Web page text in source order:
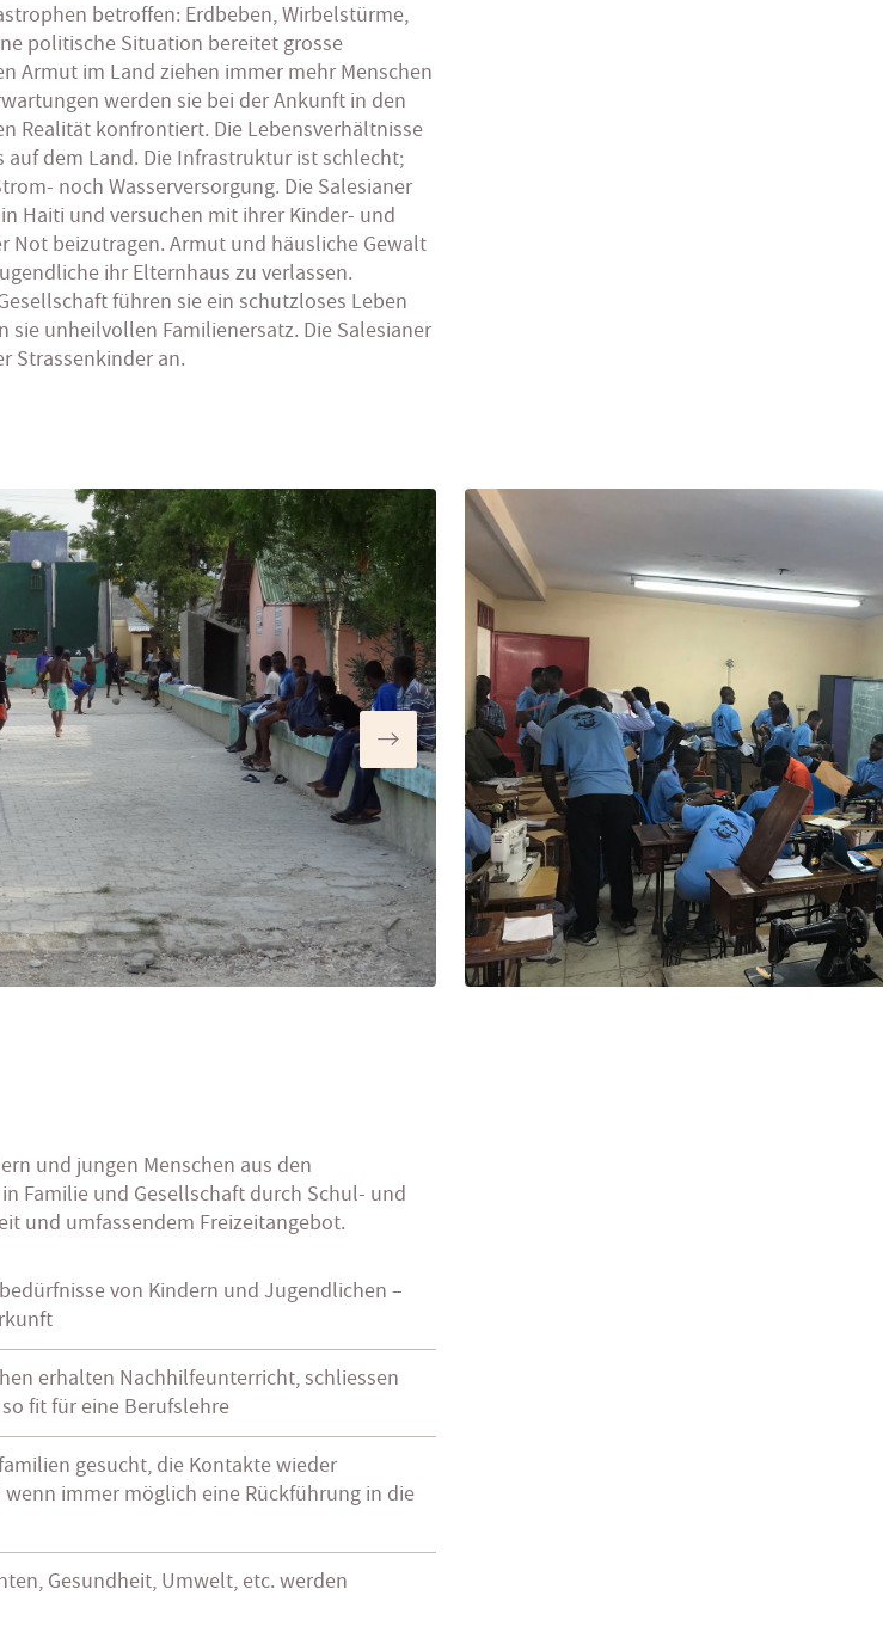
betroffen: Erdbeben, Wirbelstürme,
politische Situation bereitet grosse
Armut im Land ziehen immer mehr Menschen
werden sie bei der Ankunft in den
Realität konfrontiert. Die Lebensverhältnisse
dem Land. Die Infrastruktur ist schlecht;
noch Wasserversorgung. Die Salesianer
Haiti und versuchen mit ihrer Kinder- und
Not beizutragen. Armut und häusliche Gewalt
ihr Elternhaus zu verlassen.
führen sie ein schutzloses Leben
sie unheilvollen Familienersatz. Die Salesianer
Strassenkinder an.
und jungen Menschen aus den
Familie und Gesellschaft durch Schul- und
und umfassendem Freizeitangebot.
von Kindern und Jugendlichen –
erhalten Nachhilfeunterricht, schliessen
fit für eine Berufslehre
gesucht, die Kontakte wieder
immer möglich eine Rückführung in die
Gesundheit, Umwelt, etc. werden